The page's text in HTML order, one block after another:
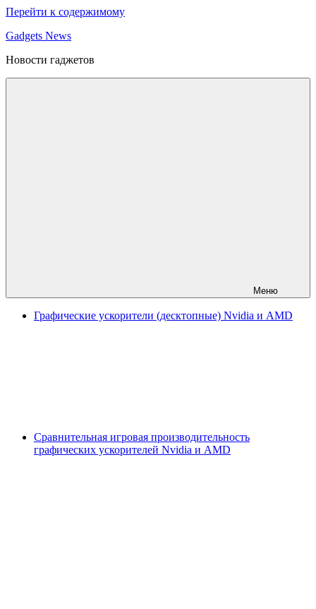
Перейти к содержимому
Gadgets News
Новости гаджетов
Меню
Графические ускорители (десктопные) Nvidia и AMD
Сравнительная игровая производительность
графических ускорителей Nvidia и AMD